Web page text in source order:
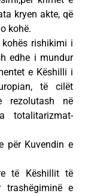
kryen akte, që
kohë.
kohës rishikimi i
edhe i mundur
e Këshilli i
të cilët
rezolutash në
totalitarizmat-
për Kuvendin e
të Këshillit të
trashëgiminë e